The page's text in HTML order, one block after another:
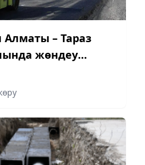
Алматы – Тараз
жөндеу